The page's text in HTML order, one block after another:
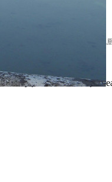
凤
[ { "dimension": {